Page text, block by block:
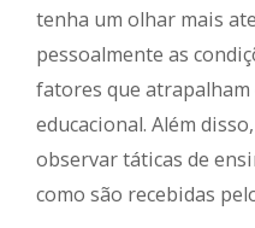
tenha um olhar mais
pessoalmente as
fatores que
educacional. Além
observar táticas de
como são recebidas